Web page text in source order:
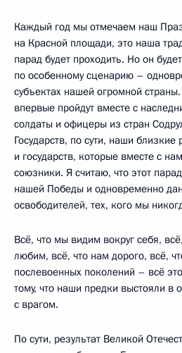
Каждый год мы отмечаем наш
на Красной площади, это наша
парад будет проходить. Но он
по особенному сценарию –
субъектах нашей огромной
впервые пройдут вместе с
солдаты и офицеры из стран
Государств, по сути, наши близкие
и государств, которые вместе с
союзники. Я считаю, что этот
нашей Победы и одновременно
освободителей, тех, кого мы
Всё, что мы видим вокруг себя,
любим, всё, что нам дорого, всё,
послевоенных поколений – всё
тому, что наши предки выстояли в
с врагом.
По сути, результат Великой